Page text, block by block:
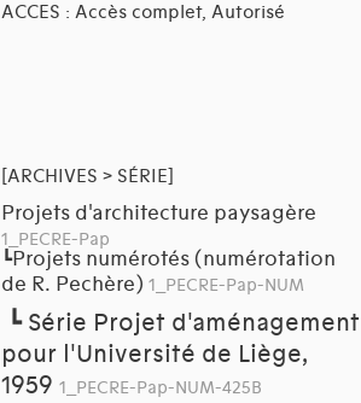
ACCES : Accès complet, Autorisé
[ARCHIVES > SÉRIE]
Projets d'architecture paysagère
1_PECRE-Pap
┗Projets numérotés (numérotation
de R. Pechère) 1_PECRE-Pap-NUM
┗ Série Projet d'aménagement
pour l'Université de Liège,
1959 1_PECRE-Pap-NUM-425B